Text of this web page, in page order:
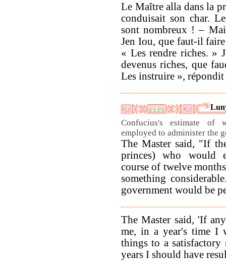
Le Maître alla dans la
conduisait son char.
sont nombreux ! –
Jen Iou, que faut-il
« Les rendre riches. »
devenus riches, que
Les instruire »,
Confucius's estimate
employed to administer the
The Master said, "If
princes) who would
course of twelve
something
government would be
The Master said, 'If
me, in a year's time I
things to a satisfactory
years I should have